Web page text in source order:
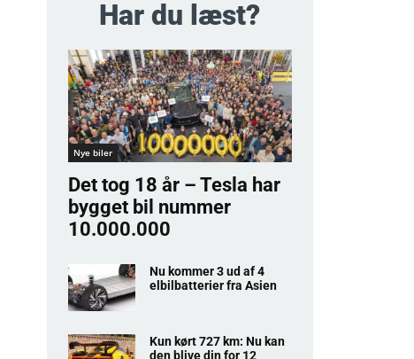
Har du læst?
Nye biler
Det tog 18 år – Tesla har
bygget bil nummer
10.000.000
Nu kommer 3 ud af 4
elbilbatterier fra Asien
Kun kørt 727 km: Nu kan
den blive din for 12